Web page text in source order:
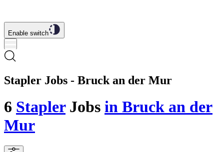
Enable switch
Stapler Jobs - Bruck an der Mur
6 StaplerJobs in Bruck an der
Mur